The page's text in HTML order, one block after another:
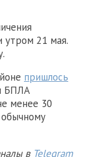
утром 21 мая.
пришлось
БПЛА
менее 30
в Telegram